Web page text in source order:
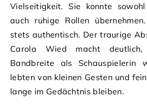
Vielseitigkeit. Sie konnte
auch ruhige Rollen
stets authentisch. Der traurige
Carola Wied macht
Bandbreite als Schauspielerin
lebten von kleinen Gesten und
lange im Gedächtnis bleiben.